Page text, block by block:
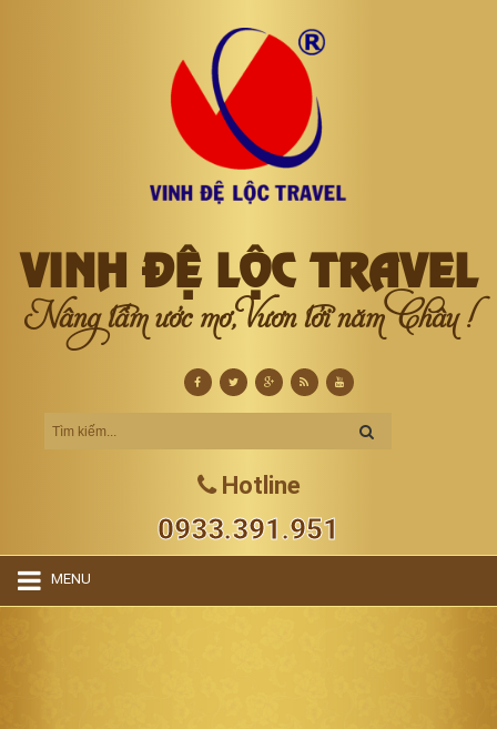
VINH ĐỆ LỘC TRAVEL
Nâng tầm ước mơ, Vươn tới năm Châu !
Hotline
0933.391.951
MENU